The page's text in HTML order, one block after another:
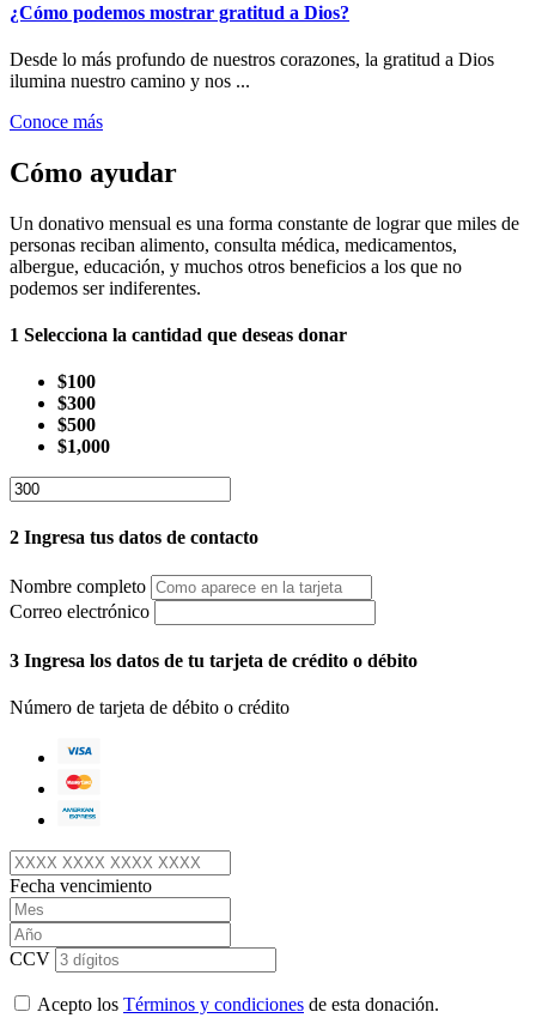
¿Cómo podemos mostrar gratitud a Dios?
Desde lo más profundo de nuestros corazones, la gratitud a Dios
ilumina nuestro camino y nos ...
Conoce más
Cómo ayudar
Un donativo mensual es una forma constante de lograr que miles de
personas reciban alimento, consulta médica, medicamentos,
albergue, educación, y muchos otros beneficios a los que no
podemos ser indiferentes.
1 Selecciona la cantidad que deseas donar
$100
$300
$500
$1,000
2 Ingresa tus datos de contacto
Nombre completo
Correo electrónico
3 Ingresa los datos de tu tarjeta de crédito o débito
Número de tarjeta de débito o crédito
Fecha vencimiento
CCV
Acepto los Términos y condiciones de esta donación.